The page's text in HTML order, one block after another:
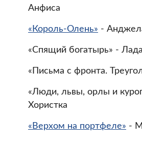
Анфиса
«Король-Олень» -
«Спящий богатырь» - Лада
«Письма с фронта.
«Люди, львы, орлы и
Хористка
«Верхом на портфеле» -